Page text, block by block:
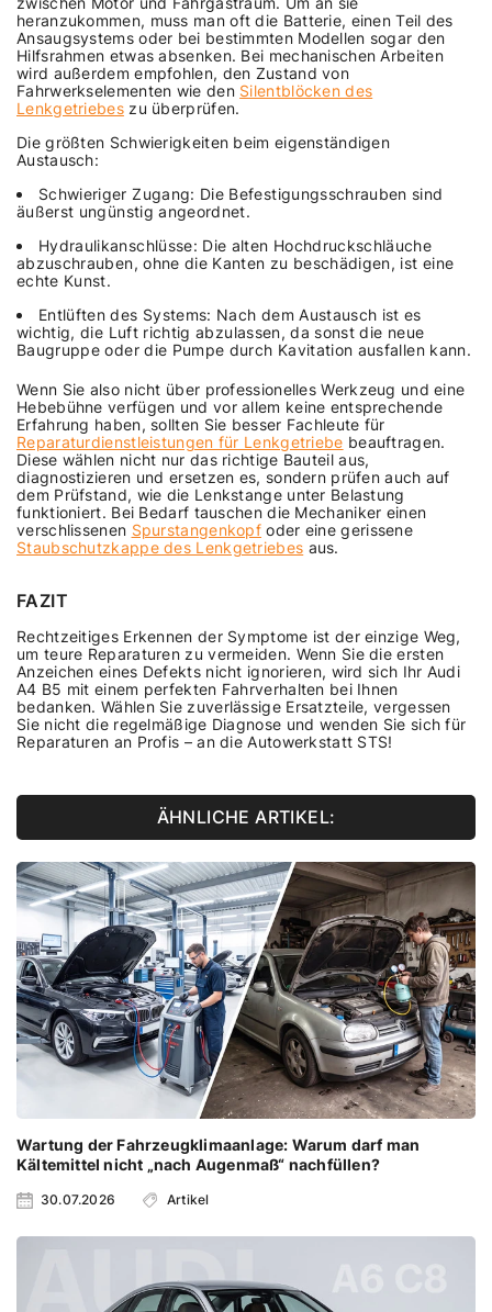
heranzukommen, muss man oft die Batterie, einen Teil des
Ansaugsystems oder bei bestimmten Modellen sogar den
Hilfsrahmen etwas absenken. Bei mechanischen Arbeiten
wird außerdem empfohlen, den Zustand von
Fahrwerkselementen wie den Silentblöcken des
Lenkgetriebeszu überprüfen.
Die größten Schwierigkeiten beim eigenständigen
Austausch:
Schwieriger Zugang: Die Befestigungsschrauben sind
äußerst ungünstig angeordnet.
Hydraulikanschlüsse: Die alten Hochdruckschläuche
abzuschrauben, ohne die Kanten zu beschädigen, ist eine
echte Kunst.
Entlüften des Systems: Nach dem Austausch ist es
wichtig, die Luft richtig abzulassen, da sonst die neue
Baugruppe oder die Pumpe durch Kavitation ausfallen kann.
Wenn Sie also nicht über professionelles Werkzeug und eine
Hebebühne verfügen und vor allem keine entsprechende
Erfahrung haben, sollten Sie besser Fachleute für
Reparaturdienstleistungen für Lenkgetriebe beauftragen.
Diese wählen nicht nur das richtige Bauteil aus,
diagnostizieren und ersetzen es, sondern prüfen auch auf
dem Prüfstand, wie die Lenkstange unter Belastung
funktioniert. Bei Bedarf tauschen die Mechaniker einen
verschlissenen Spurstangenkopf oder eine gerissene
Staubschutzkappe des Lenkgetriebes aus.
FAZIT
Rechtzeitiges Erkennen der Symptome ist der einzige Weg,
um teure Reparaturen zu vermeiden. Wenn Sie die ersten
Anzeichen eines Defekts nicht ignorieren, wird sich Ihr Audi
A4 B5 mit einem perfekten Fahrverhalten bei Ihnen
bedanken. Wählen Sie zuverlässige Ersatzteile, vergessen
Sie nicht die regelmäßige Diagnose und wenden Sie sich für
Reparaturen an Profis – an die Autowerkstatt STS!
ÄHNLICHE ARTIKEL:
Wartung der Fahrzeugklimaanlage: Warum darf man
Kältemittel nicht „nach Augenmaß“ nachfüllen?
30.07.2026 Artikel